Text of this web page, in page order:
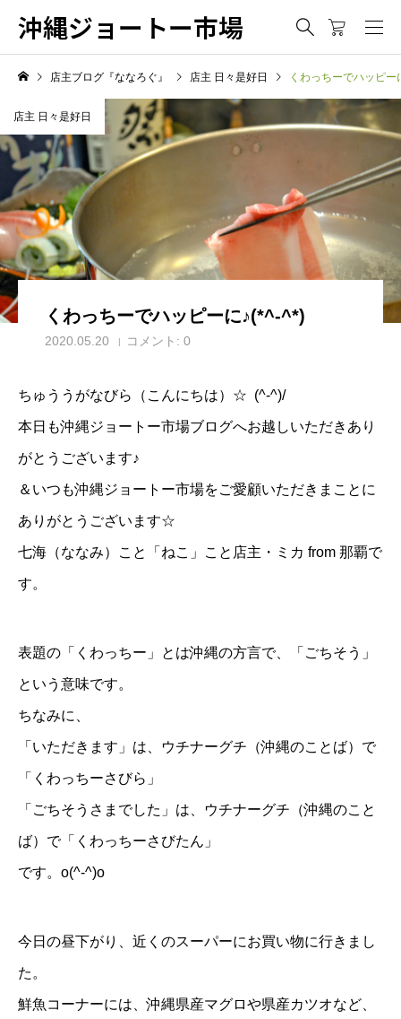
沖縄ジョートー市場
店主ブログ『ななろぐ』 店主 日々是好日 くわっちーでハッピー
店主 日々是好日
くわっちーでハッピーに♪(*^-^*)
2020.05.20 コメント: 0
ちゅううがなびら（こんにちは）☆ (^-^)/
本日も沖縄ジョートー市場ブログへお越しいただきあり
がとうございます♪
＆いつも沖縄ジョートー市場をご愛顧いただきまことに
ありがとうございます☆
七海（ななみ）こと「 ねこ 」こと店主・ミカ from 那覇で
す。
表題の「くわっちー」とは沖縄の方言で、「ごちそう」
という意味です。
ちなみに、
「いただきます」は、ウチナーグチ（沖縄のことば）で
「くわっちーさびら」
「ごちそうさまでした」は、ウチナーグチ（沖縄のこと
ば）で「くわっちーさびたん」
です。o(^-^)o
今日の昼下がり、近くのスーパーにお買い物に行きまし
た。
鮮魚コーナーには、沖縄県産マグロや県産カツオなど、